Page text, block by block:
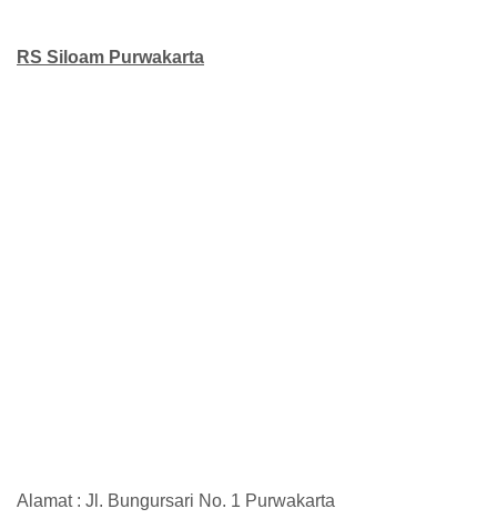
RS Siloam Purwakarta
Alamat : Jl. Bungursari No. 1 Purwakarta